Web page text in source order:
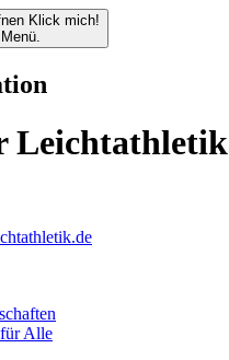
Klick mich!
Leichtathletik
Alle